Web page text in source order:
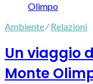
Ambiente⁄Relazioni
Un viaggio
Monte